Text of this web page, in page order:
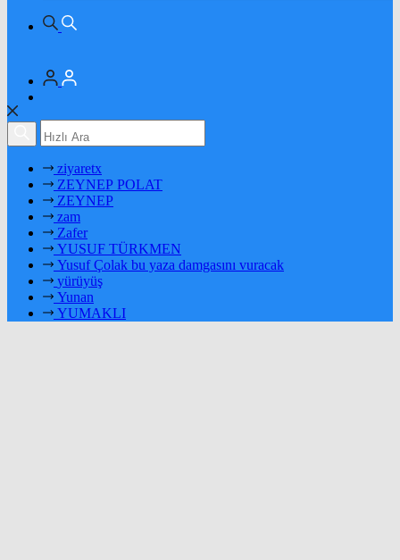
ziyaretx
ZEYNEP POLAT
ZEYNEP
zam
Zafer
YUSUF TÜRKMEN
Yusuf Çolak bu yaza damgasını vuracak
yürüyüş
Yunan
YUMAKLI